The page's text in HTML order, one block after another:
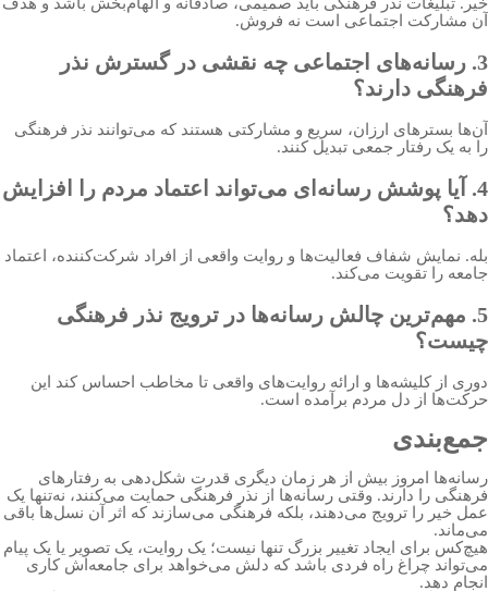
آن مشارکت اجتماعی است نه فروش.
3. رسانه‌های اجتماعی چه نقشی در گسترش نذر
فرهنگی دارند؟
آن‌ها بسترهای ارزان، سریع و مشارکتی هستند که می‌توانند نذر فرهنگی
را به یک رفتار جمعی تبدیل کنند.
4. آیا پوشش رسانه‌ای می‌تواند اعتماد مردم را افزایش
دهد؟
بله. نمایش شفاف فعالیت‌ها و روایت واقعی از افراد شرکت‌کننده، اعتماد
جامعه را تقویت می‌کند.
5. مهم‌ترین چالش رسانه‌ها در ترویج نذر فرهنگی
چیست؟
دوری از کلیشه‌ها و ارائه روایت‌های واقعی تا مخاطب احساس کند این
حرکت‌ها از دل مردم برآمده است.
جمع‌بندی
رسانه‌ها امروز بیش از هر زمان دیگری قدرت شکل‌دهی به رفتارهای
فرهنگی را دارند. وقتی رسانه‌ها از نذر فرهنگی حمایت می‌کنند، نه‌تنها یک
عمل خیر را ترویج می‌دهند، بلکه فرهنگی می‌سازند که اثر آن نسل‌ها باقی
می‌ماند.
هیچ‌کس برای ایجاد تغییر بزرگ تنها نیست؛ یک روایت، یک تصویر یا یک پیام
می‌تواند چراغ راه فردی باشد که دلش می‌خواهد برای جامعه‌اش کاری
انجام دهد.